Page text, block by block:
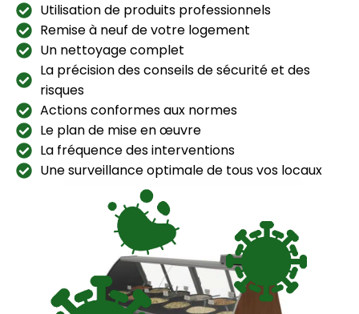
Utilisation de produits professionnels
Remise à neuf de votre logement
Un nettoyage complet
La précision des conseils de sécurité et des
risques
Actions conformes aux normes
Le plan de mise en œuvre
La fréquence des interventions
Une surveillance optimale de tous vos locaux